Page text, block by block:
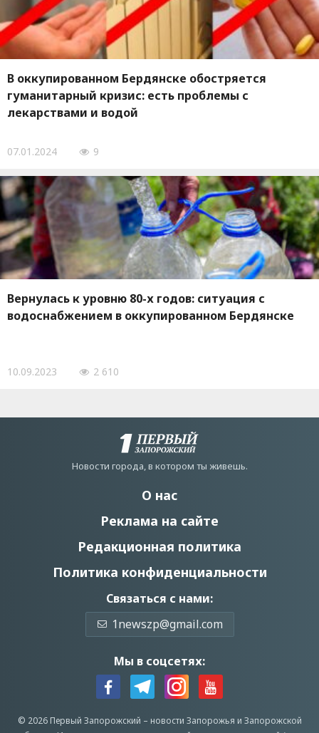
В оккупированном Бердянске обостряется
гуманитарный кризис: есть проблемы с
лекарствами и водой
07.01.2024 9
Вернулась к уровню 80-х годов: ситуация с
водоснабжением в оккупированном Бердянске
10.09.2023 2 610
Новости города, в котором ты живешь.
О нас
Реклама на сайте
Редакционная политика
Политика конфиденциальности
Связаться с нами:
1newszp@gmail.com
Мы в соцсетях:
© 2026 Первый Запорожский – новости Запорожья и Запорожской